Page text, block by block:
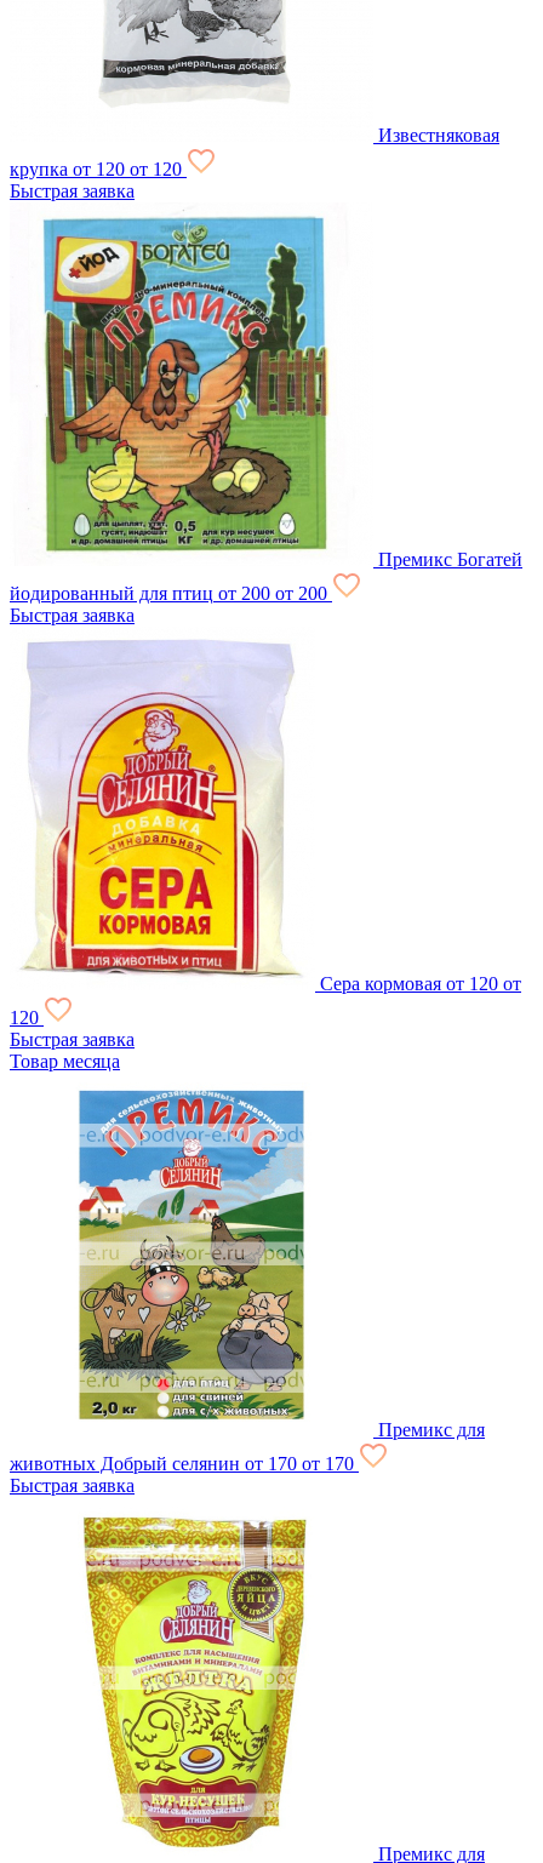
Известняковая
крупка от 120 от 120
Быстрая заявка
Премикс Богатей
йодированный для птиц от 200 от 200
Быстрая заявка
Сера кормовая от 120 от
120
Быстрая заявка
Товар месяца
Премикс для
животных Добрый селянин от 170 от 170
Быстрая заявка
Премикс для